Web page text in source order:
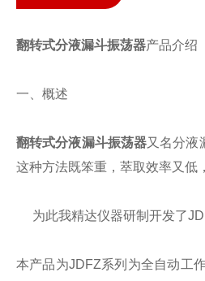
翻转式分液漏斗振荡器产品介绍
一 概述
翻转式分液漏斗振荡器又名分液
这种方法既笨重，萃取效率又低
为此我精达仪器研制开发了
本产品为JDFZ系列为全自动工